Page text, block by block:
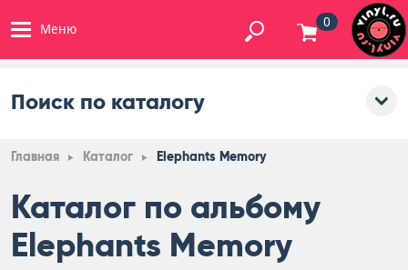
Меню 0
Поиск по каталогу
Главная Каталог Elephants Memory
Каталог по альбому
Elephants Memory